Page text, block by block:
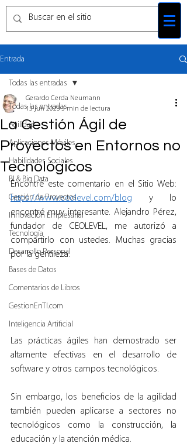
Entrada
Todas las entradas
Agilidad
Aplicaciones Móviles
Habilidades Sociales
BI & Big Data
Gestión de Proyectos
Innovación Empresarial
Tecnología
Desarrollo Personal
Bases de Datos
Comentarios de Libros
GestionEnTI.com
Inteligencia Artificial
Todas las entradas
La Gestión Ágil de
Proyectos en Entornos no
Tecnológicos
Gerardo Cerda Neumann
15 jun 2023 3 min de lectura
https://www.ceolevel.com/blog y lo
encontré muy interesante. Alejandro Pérez,
fundador de CEOLEVEL, me autorizó a
compartirlo con ustedes. Muchas gracias
por la gentileza.
Las prácticas ágiles han demostrado ser
altamente efectivas en el desarrollo de
software y otros campos tecnológicos.
Sin embargo, los beneficios de la agilidad
también pueden aplicarse a sectores no
tecnológicos como la construcción, la
educación y la atención médica.